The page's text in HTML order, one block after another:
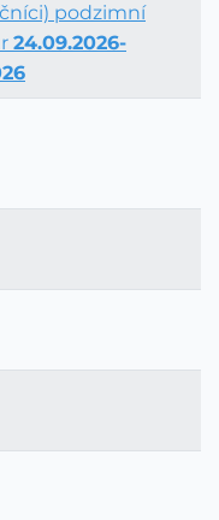
podzimní
24.09.2026-